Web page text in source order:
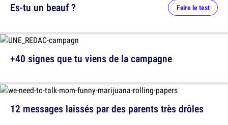
12 messages laissés par des parents très drôles
Es-tu un beauf ? Faire le test
+40 signes que tu viens de la campagne